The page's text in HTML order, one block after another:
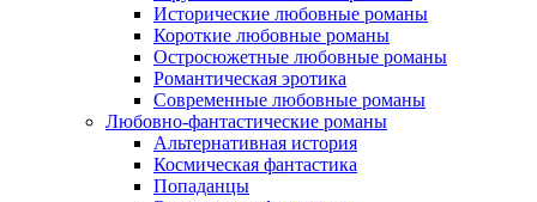
Исторические любовные романы
Короткие любовные романы
Остросюжетные любовные романы
Романтическая эротика
Современные любовные романы
Любовно-фантастические романы
Альтернативная история
Космическая фантастика
Попаданцы